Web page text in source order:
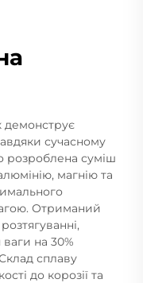
демонструє
сучасному
розроблена суміш
магнію та
Отриманий
на 30%
сплаву
до корозії та